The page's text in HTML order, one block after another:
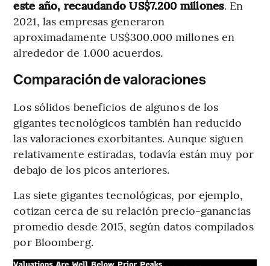
este año, recaudando US$7.200 millones. En
2021, las empresas generaron
aproximadamente US$300.000 millones en
alrededor de 1.000 acuerdos.
Comparación de valoraciones
Los sólidos beneficios de algunos de los
gigantes tecnológicos también han reducido
las valoraciones exorbitantes. Aunque siguen
relativamente estiradas, todavía están muy por
debajo de los picos anteriores.
Las siete gigantes tecnológicas, por ejemplo,
cotizan cerca de su relación precio-ganancias
promedio desde 2015, según datos compilados
por Bloomberg.